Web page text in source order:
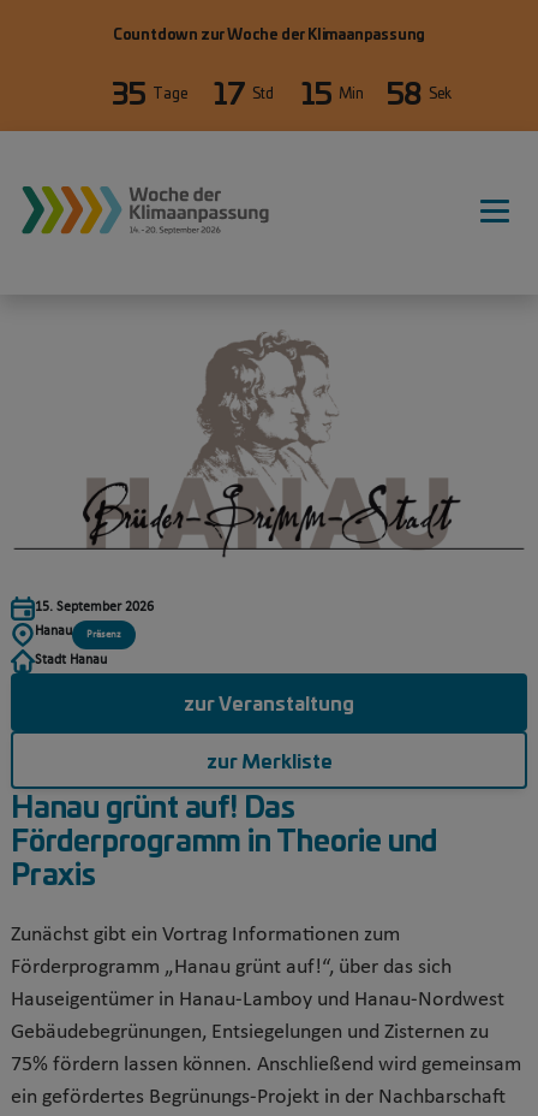
Countdown zur Woche der Klimaanpassung
35 Tage 17 Std 15 Min 58 Sek
Hanau grünt auf! Das
Förderprogramm in Theorie und
Praxis
Zunächst gibt ein Vortrag Informationen zum
Förderprogramm „Hanau grünt auf!“, über das sich
Hauseigentümer in Hanau-Lamboy und Hanau-Nordwest
Gebäudebegrünungen, Entsiegelungen und Zisternen zu
75% fördern lassen können. Anschließend wird gemeinsam
ein gefördertes Begrünungs-Projekt in der Nachbarschaft
15. September 2026
Hanau
Präsenz
Stadt Hanau
zur Veranstaltung
zur Merkliste